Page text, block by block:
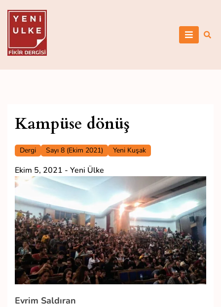
content
Yeni Ülke
Kampüse dönüş
Dergi Sayı 8 (Ekim 2021) Yeni Kuşak
Ekim 5, 2021 - Yeni Ülke
Evrim Saldıran